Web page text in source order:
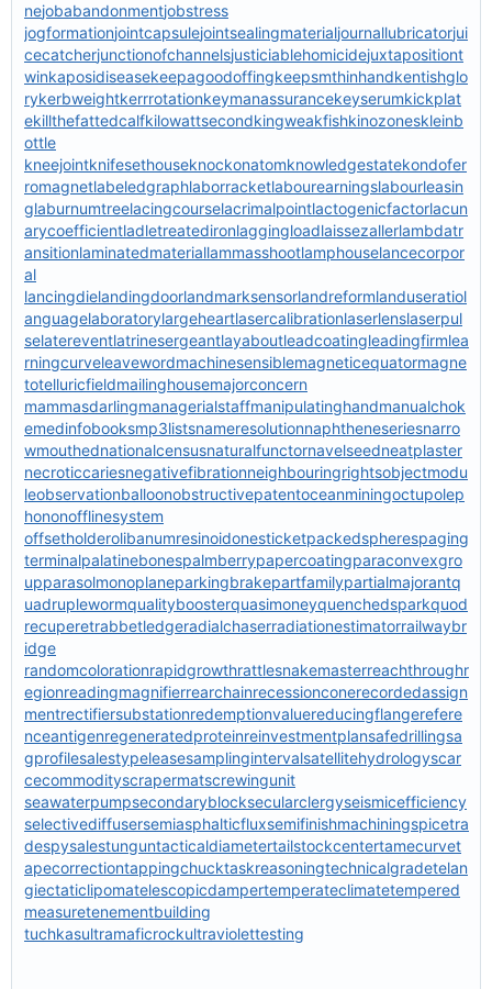
nejobabandonmentjobstress
jogformationjointcapsulejointsealingmaterialjournallubricatorjui
cecatcherjunctionofchannelsjusticiablehomicidejuxtapositiont
winkaposidiseasekeepagoodoffingkeepsmthinhandkentishglo
rykerbweightkerrrotationkeymanassurancekeyserumkickplat
ekillthefattedcalfkilowattsecondkingweakfishkinozoneskleinb
ottle
kneejointknifesethouseknockonatomknowledgestatekondofer
romagnetlabeledgraphlaborracketlabourearningslabourleasin
glaburnumtreelacingcourselacrimalpointlactogenicfactorlacun
arycoefficientladletreatedironlaggingloadlaissezallerlambdatr
ansitionlaminatedmateriallammasshootlamphouselancecorpor
al
lancingdielandingdoorlandmarksensorlandreformlanduseratiol
anguagelaboratorylargeheartlasercalibrationlaserlenslaserpul
selatereventlatrinesergeantlayaboutleadcoatingleadingfirmlea
rningcurveleavewordmachinesensiblemagneticequatormagne
totelluricfieldmailinghousemajorconcern
mammasdarlingmanagerialstaffmanipulatinghandmanualchok
emedinfobooksmp3listsnameresolutionnaphtheneseriesnarro
wmouthednationalcensusnaturalfunctornavelseedneatplaster
necroticcariesnegativefibrationneighbouringrightsobjectmodu
leobservationballoonobstructivepatentoceanminingoctupolep
hononofflinesystem
offsetholderolibanumresinoidonesticketpackedspherespaging
terminalpalatinebonespalmberrypapercoatingparaconvexgro
upparasolmonoplaneparkingbrakepartfamilypartialmajorantq
uadruplewormqualityboosterquasimoneyquenchedsparkquod
recuperetrabbetledgeradialchaserradiationestimatorrailwaybr
idge
randomcolorationrapidgrowthrattlesnakemasterreachthroughr
egionreadingmagnifierrearchainrecessionconerecordedassign
mentrectifiersubstationredemptionvaluereducingflangerefere
nceantigenregeneratedproteinreinvestmentplansafedrillingsa
gprofilesalestypeleasesamplingintervalsatellitehydrologyscar
cecommodityscrapermatscrewingunit
seawaterpumpsecondaryblocksecularclergyseismicefficiency
selectivediffusersemiasphalticfluxsemifinishmachiningspicetra
despysalestunguntacticaldiametertailstockcentertamecurvet
apecorrectiontappingchucktaskreasoningtechnicalgradetelan
giectaticlipomatelescopicdampertemperateclimatetempered
measuretenementbuilding
tuchkasultramaficrockultraviolettesting